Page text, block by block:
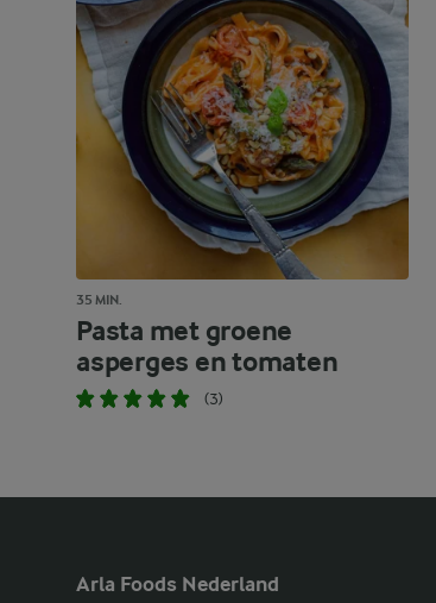
35 MIN.
Pasta met groene
asperges en tomaten
(3)
Arla Foods Nederland